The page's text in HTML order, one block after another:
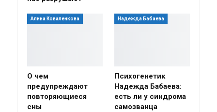
Алина Коваленкова
О чем
предупреждают
повторяющиеся
сны
Надежда Бабаева
Психогенетик
Надежда Бабаева:
есть ли у синдрома
самозванца